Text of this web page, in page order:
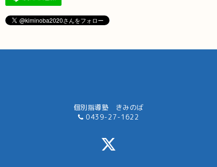
個別指導塾 きみのば
0439-27-1622